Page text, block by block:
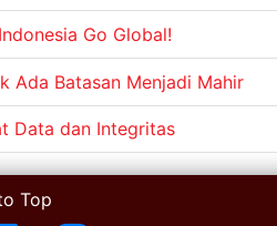
Go Global!
Ada Batasan Menjadi Mahir
Data dan Integritas
Top